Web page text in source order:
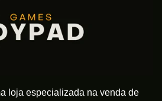
loja especializada na venda de